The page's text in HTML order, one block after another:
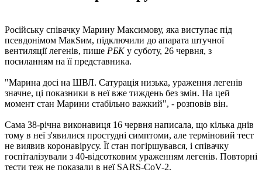
Російську співачку Марину Максимову, яка виступає під
псевдонімом МакSим, підключили до апарата штучної
вентиляції легенів, пише РБКу суботу, 26 червня, з
посиланням на її представника.
"Марина досі на ШВЛ. Сатурація низька, ураження легенів
значне, ці показники в неї вже тиждень без змін. На цей
момент стан Марини стабільно важкий", - розповів він.
Сама 38-річна виконавиця 16 червня написала, що кілька днів
тому в неї з'явилися простудні симптоми, але терміновий тест
не виявив коронавірусу. Її стан погіршувався, і співачку
госпіталізували з 40-відсотковим ураженням легенів. Повторні
тести теж не показали в неї SARS-CoV-2.